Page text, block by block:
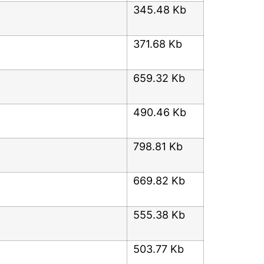
345.48 Kb
371.68 Kb
659.32 Kb
490.46 Kb
798.81 Kb
669.82 Kb
555.38 Kb
503.77 Kb